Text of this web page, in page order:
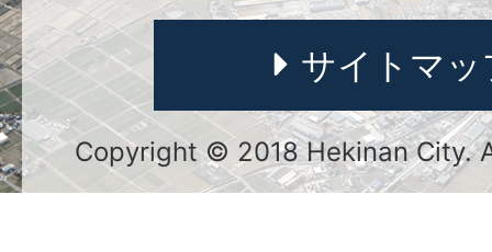
サイトマッ
Copyright © 2018 Hekinan City.